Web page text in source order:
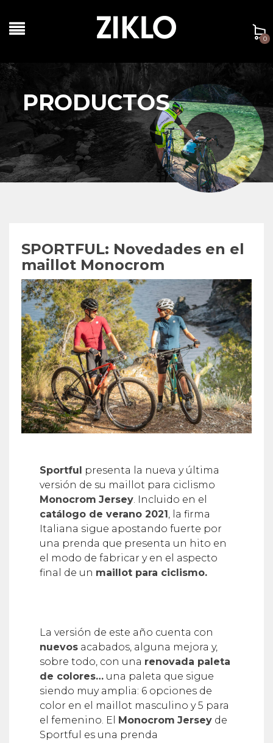
0
PRODUCTOS
SPORTFUL: Novedades en el
maillot Monocrom
Sportful presenta la nueva y última
versión de su maillot para ciclismo
Monocrom Jersey. Incluido en el
catálogo de verano 2021, la firma
Italiana sigue apostando fuerte por
una prenda que presenta un hito en
el modo de fabricar y en el aspecto
final de un maillot para ciclismo.
La versión de este año cuenta con
nuevos acabados, alguna mejora y,
sobre todo, con una renovada paleta
de colores… una paleta que sigue
siendo muy amplia: 6 opciones de
color en el maillot masculino y 5 para
el femenino. El Monocrom Jersey de
Sportful es una prenda